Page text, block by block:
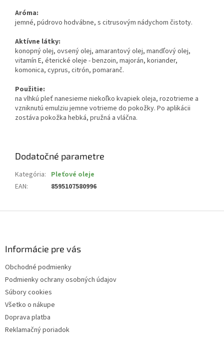
Aróma:
jemné, púdrovo hodvábne, s citrusovým nádychom čistoty.
Aktívne látky:
konopný olej, ovsený olej, amarantový olej, mandľový olej,
vitamín E, éterické oleje - benzoin, majorán, koriander,
komonica, cyprus, citrón, pomaranč.
Použitie:
na vlhkú pleť nanesieme niekoľko kvapiek oleja, rozotrieme a
vzniknutú emulziu jemne votrieme do pokožky. Po aplikácii
zostáva pokožka hebká, pružná a vláčna.
Dodatočné parametre
Kategória: Pleťové oleje
EAN: 8595107580996
Informácie pre vás
Obchodné podmienky
Podmienky ochrany osobných údajov
Súbory cookies
Všetko o nákupe
Doprava platba
Reklamačný poriadok